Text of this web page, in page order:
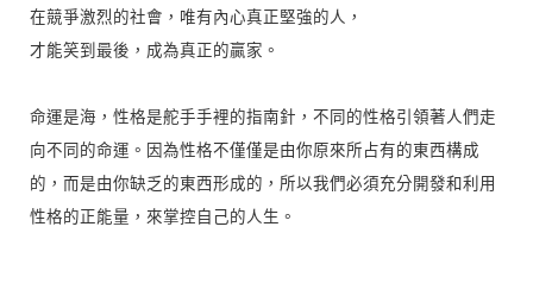
在競爭激烈的社會，唯有內心真正堅強的人，
才能笑到最後，成為真正的贏家。
命運是海，性格是舵手手裡的指南針，不同的性格引領著人們走
向不同的命運。因為性格不僅僅是由你原來所占有的東西構成
的，而是由你缺乏的東西形成的，所以我們必須充分開發和利用
性格的正能量，來掌控自己的人生。